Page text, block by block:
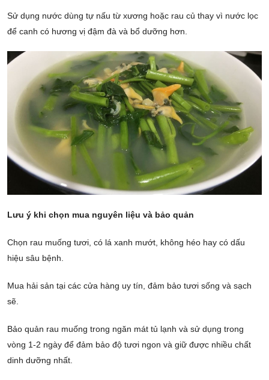
Sử dụng nước dùng tự nấu từ xương hoặc rau củ thay vì nước lọc
để canh có hương vị đậm đà và bổ dưỡng hơn.
Lưu ý khi chọn mua nguyên liệu và bảo quản
Chọn rau muống tươi, có lá xanh mướt, không héo hay có dấu
hiệu sâu bệnh.
Mua hải sản tại các cửa hàng uy tín, đảm bảo tươi sống và sạch
sẽ.
Bảo quản rau muống trong ngăn mát tủ lạnh và sử dụng trong
vòng 1-2 ngày để đảm bảo độ tươi ngon và giữ được nhiều chất
dinh dưỡng nhất.